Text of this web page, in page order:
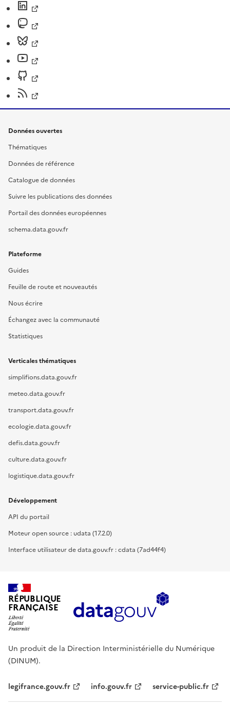
Données ouvertes
Thématiques
Données de référence
Catalogue de données
Suivre les publications des données
Portail des données européennes
schema.data.gouv.fr
Plateforme
Guides
Feuille de route et nouveautés
Nous écrire
Échangez avec la communauté
Statistiques
Verticales thématiques
simplifions.data.gouv.fr
meteo.data.gouv.fr
transport.data.gouv.fr
ecologie.data.gouv.fr
defis.data.gouv.fr
culture.data.gouv.fr
logistique.data.gouv.fr
Développement
API du portail
Moteur open source : udata (17.2.0)
Interface utilisateur de data.gouv.fr : cdata (7ad44f4)
RÉPUBLIQUE
FRANÇAISE
Un produit de la Direction Interministérielle du Numérique
(DINUM).
legifrance.gouv.fr info.gouv.fr service-public.fr